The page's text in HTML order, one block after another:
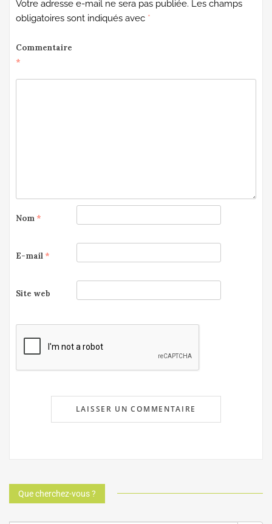
Votre adresse e-mail ne sera pas publiée. Les champs
obligatoires sont indiqués avec *
Commentaire
*
Nom *
E-mail *
Site web
Que cherchez-vous ?